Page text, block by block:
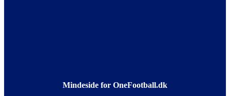
Mindeside for OneFootball.dk